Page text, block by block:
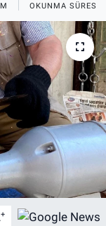
OKUNMA SÜRESI
+